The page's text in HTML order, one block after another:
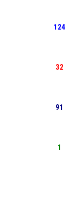
124
32
91
1